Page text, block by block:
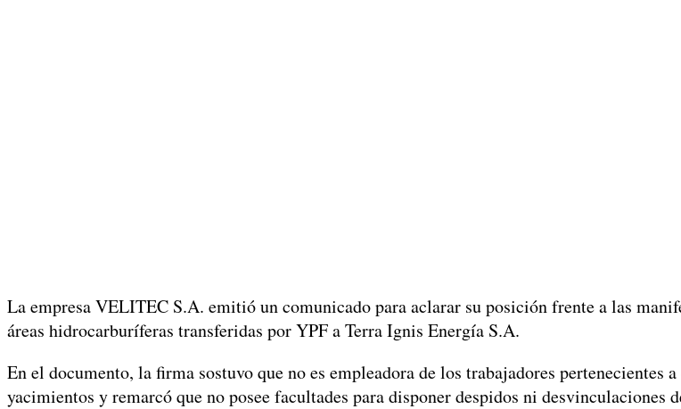
La empresa VELITEC S.A. emitió un comunicado para aclarar su posición frente a las
áreas hidrocarburíferas transferidas por YPF a Terra Ignis Energía S.A.
En el documento, la firma sostuvo que no es empleadora de los trabajadores pertenecientes
yacimientos y remarcó que no posee facultades para disponer despidos ni desvinculaciones